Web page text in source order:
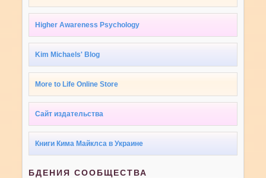
Higher Awareness Psychology
Kim Michaels' Blog
More to Life Online Store
Сайт издательства
Книги Кима Майклса в Украине
БДЕНИЯ СООБЩЕСТВА